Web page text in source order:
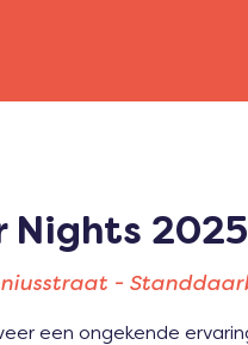
Nights 2025
-
een ongekende